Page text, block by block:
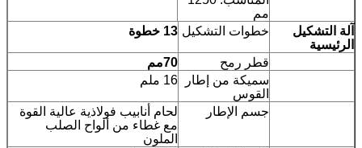
مم
آلة التشكيل
الرئيسية
خطوات التشكيل 13 خطوة
قطر رمح 70مم
سميكة من إطار
القوس
16 ملم
جسم الإطار
لحام أنابيب فولاذية عالية القوة
مع غطاء من ألواح الصلب
الملون